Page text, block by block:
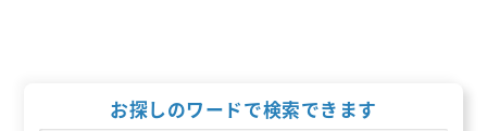
お探しのワードで検索できます